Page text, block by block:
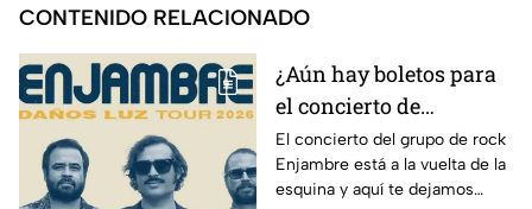
CONTENIDO RELACIONADO
¿Aún hay boletos para
el concierto de
Enjambre en Veracruz?
Esto sabemos
El concierto del grupo de rock
Enjambre está a la vuelta de la
esquina y aquí te dejamos